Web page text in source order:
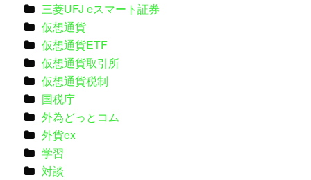
三菱UFJ eスマート証券
仮想通貨
仮想通貨ETF
仮想通貨取引所
仮想通貨税制
国税庁
外為どっとコム
外貨ex
学習
対談